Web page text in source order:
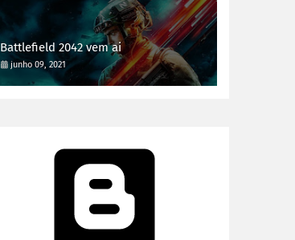
Battlefield 2042 vem ai
junho 09, 2021